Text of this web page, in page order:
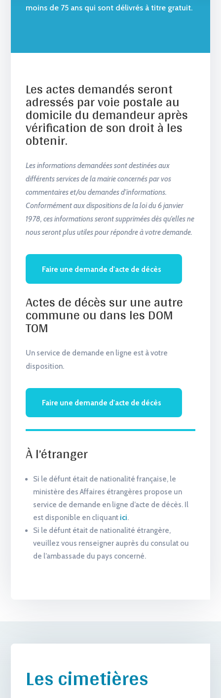
moins de 75 ans qui sont délivrés à titre gratuit.
Les actes demandés seront
adressés par voie postale au
domicile du demandeur après
vérification de son droit à les
obtenir.
Les informations demandées sont destinées aux
différents services de la mairie concernés par vos
commentaires et/ou demandes d’informations.
Conformément aux dispositions de la loi du 6 janvier
1978, ces informations seront supprimées dès qu’elles ne
nous seront plus utiles pour répondre à votre demande.
Faire une demande d'acte de décès
Actes de décès sur une autre
commune ou dans les DOM
TOM
Un service de demande en ligne est à votre
disposition.
Faire une demande d'acte de décès
À l’étranger
Si le défunt était de nationalité française, le
ministère des Affaires étrangères propose un
service de demande en ligne d’acte de décès. Il
est disponible en cliquant ici.
Si le défunt était de nationalité étrangère,
veuillez vous renseigner auprès du consulat ou
de l’ambassade du pays concerné.
Les cimetières